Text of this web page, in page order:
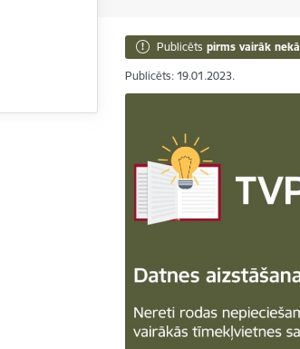
Publicēts pirms vairāk
Publicēts: 19.01.2023.